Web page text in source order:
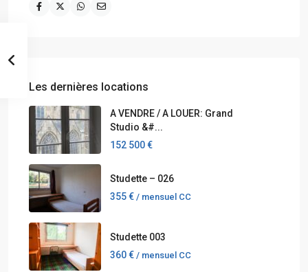
Les dernières locations
A VENDRE / A LOUER: Grand
Studio &#...
152 500 €
Studette – 026
355 € / mensuel CC
Studette 003
360 € / mensuel CC